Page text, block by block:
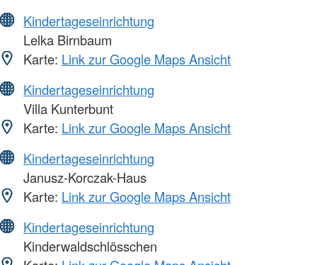
Kindertageseinrichtung
Lelka Birnbaum
Karte: Link zur Google Maps Ansicht
Kindertageseinrichtung
Villa Kunterbunt
Karte: Link zur Google Maps Ansicht
Kindertageseinrichtung
Janusz-Korczak-Haus
Karte: Link zur Google Maps Ansicht
Kindertageseinrichtung
Kinderwaldschlösschen